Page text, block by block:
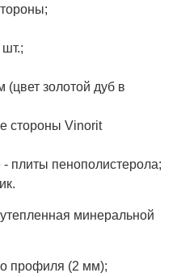
(цвет золотой дуб в
стороны Vinorit
плиты пенополистерола;
минеральной
профиля (2 мм);